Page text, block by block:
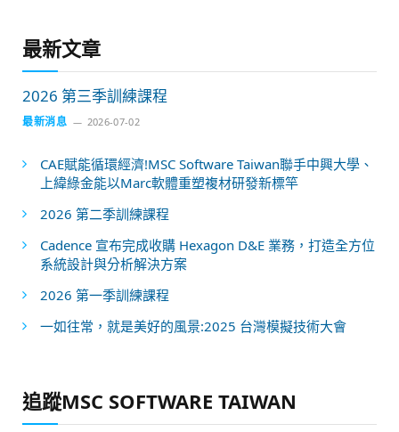
最新文章
2026 第三季訓練課程
最新消息 2026-07-02
CAE賦能循環經濟!MSC Software Taiwan聯手中興大學、
上緯綠金能以Marc軟體重塑複材研發新標竿
2026 第二季訓練課程
Cadence 宣布完成收購 Hexagon D&E 業務，打造全方位
系統設計與分析解決方案
2026 第一季訓練課程
一如往常，就是美好的風景:2025 台灣模擬技術大會
追蹤MSC SOFTWARE TAIWAN